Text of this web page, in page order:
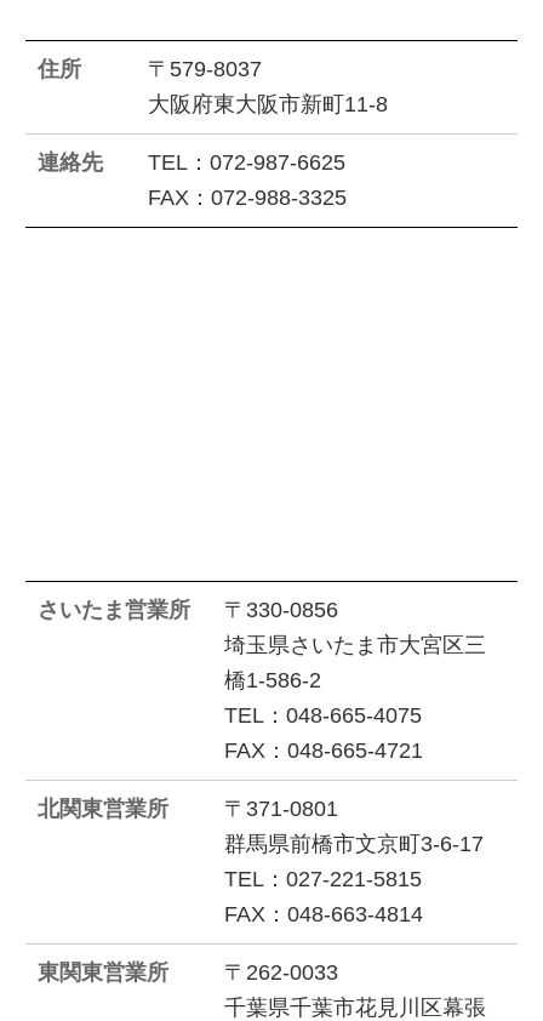
住所
〒579-8037
大阪府東大阪市新町11-8
連絡先
TEL：072-987-6625
FAX：072-988-3325
さいたま営業所
〒330-0856
埼玉県さいたま市大宮区三
橋1-586-2
TEL：048-665-4075
FAX：048-665-4721
北関東営業所
〒371-0801
群馬県前橋市文京町3-6-17
TEL：027-221-5815
FAX：048-663-4814
東関東営業所
〒262-0033
千葉県千葉市花見川区幕張